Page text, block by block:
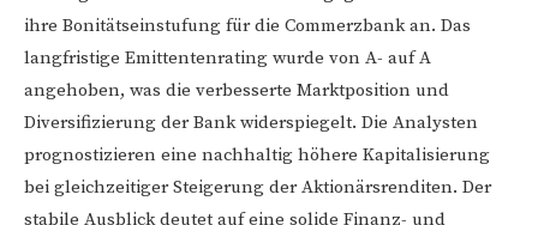
ihre Bonitätseinstufung für die Commerzbank an. Das
langfristige Emittentenrating wurde von A- auf A
angehoben, was die verbesserte Marktposition und
Diversifizierung der Bank widerspiegelt. Die Analysten
prognostizieren eine nachhaltig höhere Kapitalisierung
bei gleichzeitiger Steigerung der Aktionärsrenditen. Der
stabile Ausblick deutet auf eine solide Finanz- und